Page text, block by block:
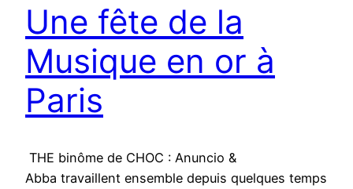
Une fête de la
Musique en or à
Paris
THE binôme de CHOC : Anuncio &
Abba travaillent ensemble depuis quelques temps